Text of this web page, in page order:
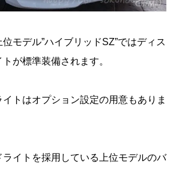
モデル”ハイブリッドSZ”ではディス
が標準装備されます。
トはオプション設定の用意もありま
イトを採用している上位モデルのバ